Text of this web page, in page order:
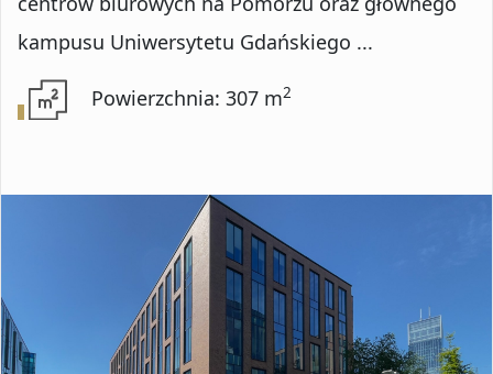
DODATKOWE OPCJE
Rynekwtórny
Oferty specjalne
Oferty bez prowizji
Oferty na wyłączność
kampusu Uniwersytetu Gdańskiego ...
Powierzchnia: 307 m2